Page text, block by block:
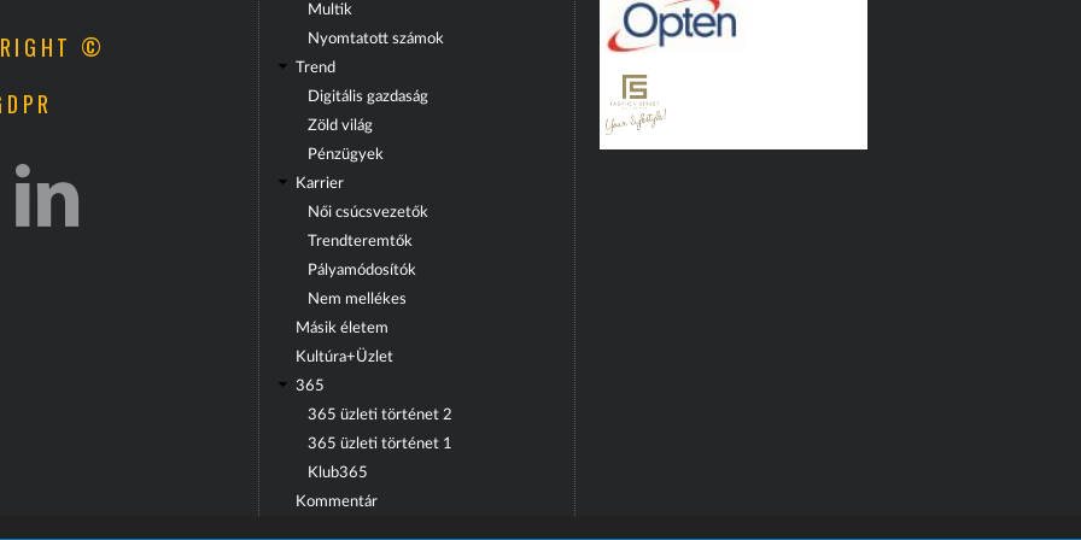
©
Multik
Nyomtatott számok
Trend
Digitális gazdaság
Zöld világ
Pénzügyek
Karrier
Női csúcsvezetők
Trendteremtők
Pályamódosítók
Nem mellékes
Másik életem
Kultúra+Üzlet
365
365 üzleti történet 2
365 üzleti történet 1
Klub365
Kommentár